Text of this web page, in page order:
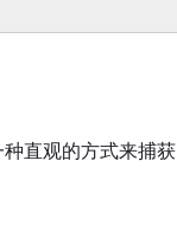
观的方式来捕获